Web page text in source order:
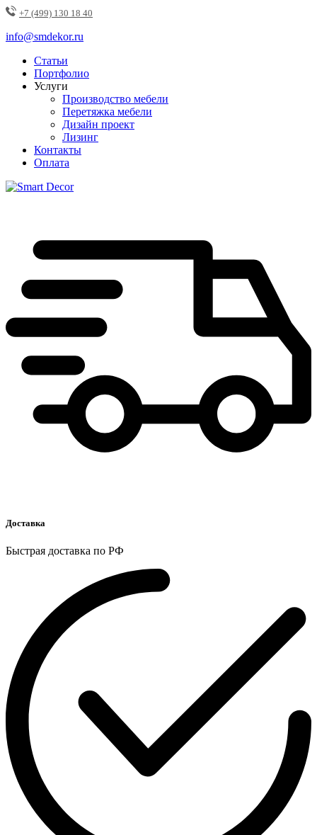
+7 (499) 130 18 40
info@smdekor.ru
Статьи
Портфолио
Услуги
Производство мебели
Перетяжка мебели
Дизайн проект
Лизинг
Контакты
Оплата
Доставка
Быстрая доставка по РФ